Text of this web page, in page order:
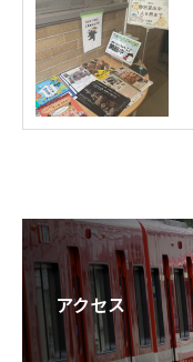
アクセス